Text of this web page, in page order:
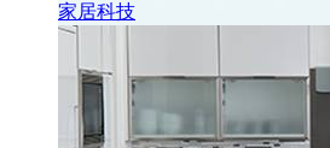
家居科技